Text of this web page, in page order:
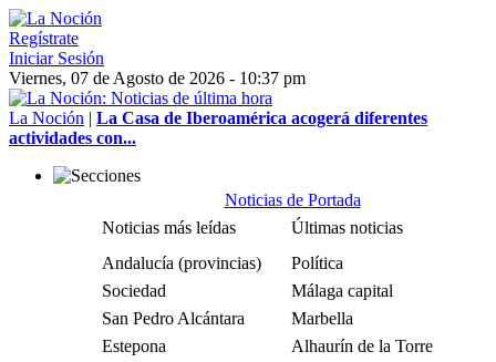
Regístrate
Iniciar Sesión
Viernes, 07 de Agosto de 2026 - 10:37 pm
La Noción | La Casa de Iberoamérica acogerá diferentes
actividades con...
Noticias de Portada
Noticias más leídas
Últimas noticias
Andalucía (provincias)
Política
Sociedad
Málaga capital
San Pedro Alcántara
Marbella
Estepona
Alhaurín de la Torre